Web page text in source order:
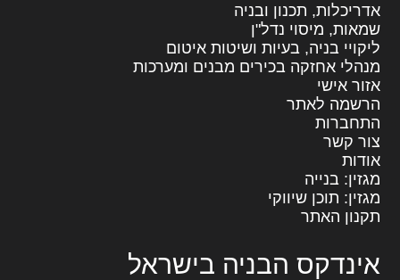
אדריכלות, תכנון ובניה
שמאות, מיסוי נדל"ן
ליקויי בניה, בעיות ושיטות איטום
מנהלי אחזקה בכירים מבנים ומערכות
אזור אישי
הרשמה לאתר
התחברות
צור קשר
אודות
מגזין: בנייה
מגזין: תוכן שיווקי
תקנון האתר
אינדקס הבניה בישראל